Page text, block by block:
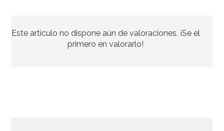
7,50€
Este artículo no dispone aún de valoraciones. ¡Se el
primero en valorarlo!